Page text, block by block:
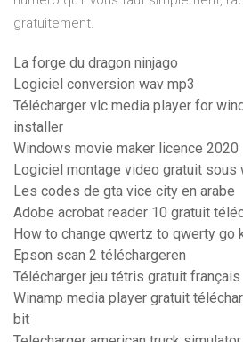
gratuitement.
La forge du dragon ninjago
Logiciel conversion wav mp3
Télécharger vlc media player for
installer
Windows movie maker licence 2020
Logiciel montage video gratuit sous
Les codes de gta vice city en arabe
Adobe acrobat reader 10 gratuit
How to change qwertz to qwerty go
Epson scan 2 téléchargeren
Télécharger jeu tétris gratuit français
Winamp media player gratuit
bit